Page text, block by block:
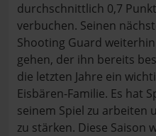
durchschnittlich 0,7
verbuchen. Seinen
Shooting Guard
gehen, der ihn bereits
die letzten Jahre ein
Eisbären-Familie. Es hat
seinem Spiel zu arbeiten
zu stärken. Diese Saison